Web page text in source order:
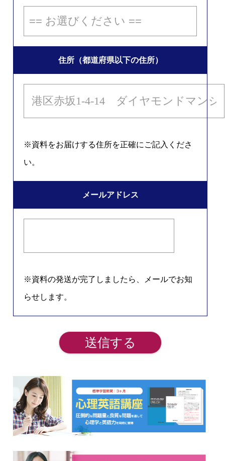
住所（都道府県以下の住所）
※資料をお届けする住所を正確にご記入くださ
い。
メールアドレス
※資料の発送が完了しましたら、メールでお知
らせします。